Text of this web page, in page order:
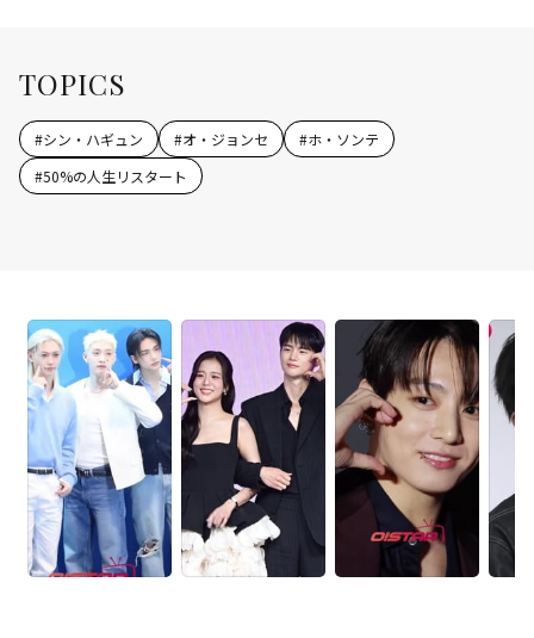
TOPICS
#シン・ハギュン #オ・ジョンセ #ホ・ソンテ
#50%の人生リスタート